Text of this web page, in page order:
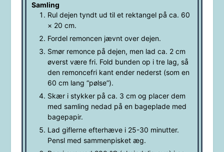
Samling
Rul dejen tyndt ud til et rektangel på ca. 60
× 20 cm.
Fordel remoncen jævnt over dejen.
Smør remonce på dejen, men lad ca. 2 cm
øverst være fri. Fold bunden op i tre lag, så
den remoncefri kant ender nederst (som en
60 cm lang “pølse”).
Skær i stykker på ca. 3 cm og placer dem
med samling nedad på en bageplade med
bagepapir.
Lad giflerne efterhæve i 25-30 minutter.
Pensl med sammenpisket æg.